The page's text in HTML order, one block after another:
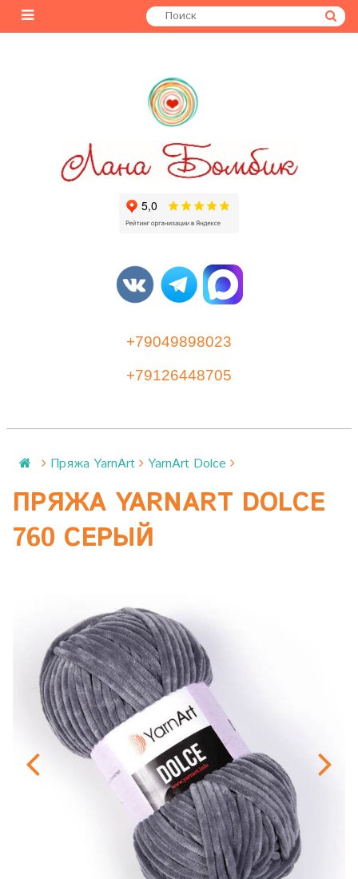
+79049898023
+79126448705
Пряжа YarnArt YarnArt Dolce
ПРЯЖА YARNART DOLCE
760 СЕРЫЙ